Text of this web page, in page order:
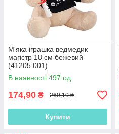
М'яка іграшка ведмедик
магістр 18 см бежевий
(41205.001)
В наявності 497 од.
174,90 ₴ 269,10 ₴
Купити